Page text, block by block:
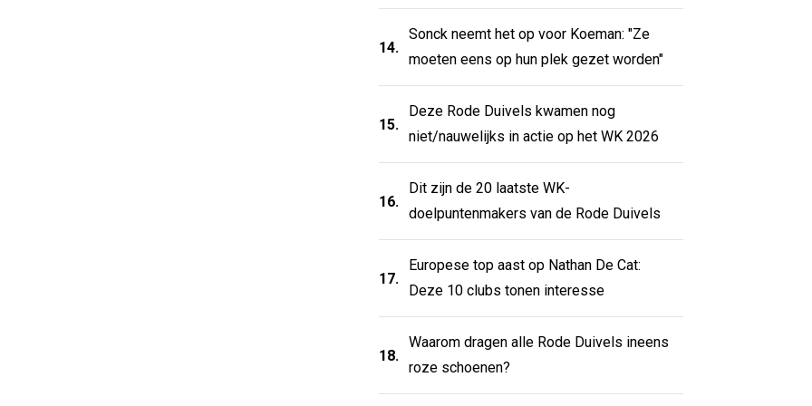
14.
Sonck neemt het op voor Koeman: "Ze
moeten eens op hun plek gezet worden"
15.
Deze Rode Duivels kwamen nog
niet/nauwelijks in actie op het WK 2026
16.
Dit zijn de 20 laatste WK-
doelpuntenmakers van de Rode Duivels
17.
Europese top aast op Nathan De Cat:
Deze 10 clubs tonen interesse
18.
Waarom dragen alle Rode Duivels ineens
roze schoenen?